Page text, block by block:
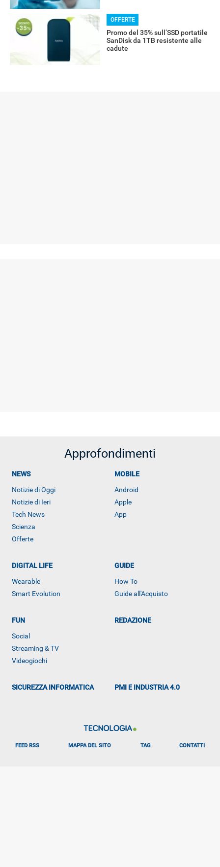
ALTRO
OFFERTE
Promo del 35% sull’SSD portatile
SanDisk da 1TB resistente alle
cadute
Approfondimenti
NEWS
Notizie di Oggi
Notizie di Ieri
Tech News
Scienza
Offerte
MOBILE
Android
Apple
App
DIGITAL LIFE
Wearable
Smart Evolution
GUIDE
How To
Guide all'Acquisto
FUN
Social
Streaming & TV
Videogiochi
REDAZIONE
SICUREZZA INFORMATICA PMI E INDUSTRIA 4.0
FEED RSS MAPPA DEL SITO TAG CONTATTI